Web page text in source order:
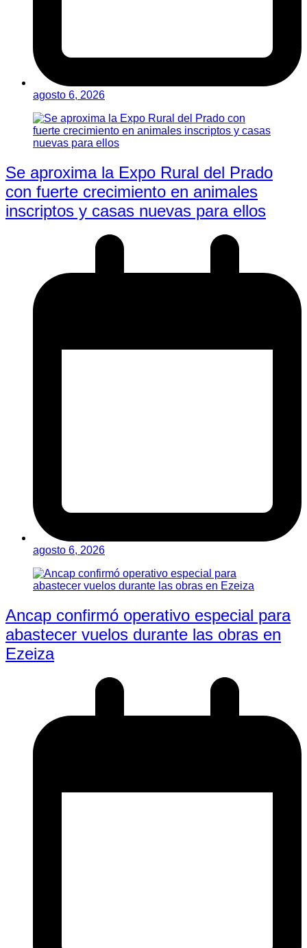
agosto 6, 2026
Se aproxima la Expo Rural del Prado
con fuerte crecimiento en animales
inscriptos y casas nuevas para ellos
agosto 6, 2026
Ancap confirmó operativo especial para
abastecer vuelos durante las obras en
Ezeiza